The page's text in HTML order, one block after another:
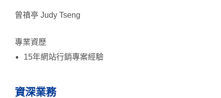
曾禛亭 Judy Tseng
專業資歷
15年網站行銷專案經驗
資深業務